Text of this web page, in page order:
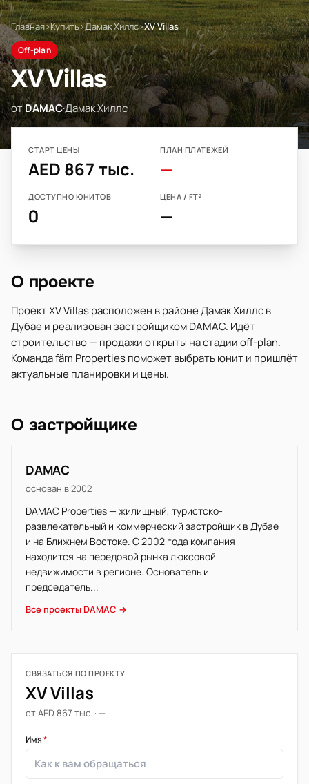
Главная›Купить›Дамак Хиллс›XV Villas
Off-plan
XV Villas
отDAMAC·Дамак Хиллс
СТАРТ ЦЕНЫ
AED 867 тыс.
ПЛАН ПЛАТЕЖЕЙ
—
ДОСТУПНО ЮНИТОВ
0
ЦЕНА / FT²
—
О проекте
Проект XV Villas расположен в районе Дамак Хиллс в
Дубае и реализован застройщиком DAMAC. Идёт
строительство — продажи открыты на стадии off-plan.
Команда fäm Properties поможет выбрать юнит и пришлёт
актуальные планировки и цены.
О застройщике
DAMAC
основан в 2002
DAMAC Properties — жилищный, туристско-
развлекательный и коммерческий застройщик в Дубае
и на Ближнем Востоке. С 2002 года компания
находится на передовой рынка люксовой
недвижимости в регионе. Основатель и
председатель...
Все проекты DAMAC →
СВЯЗАТЬСЯ ПО ПРОЕКТУ
XV Villas
от AED 867 тыс. · —
Имя*